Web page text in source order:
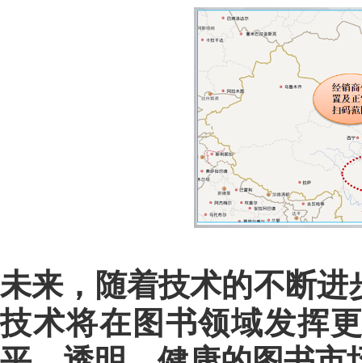
未来，随着技术的不断
技术将在图书领域发挥